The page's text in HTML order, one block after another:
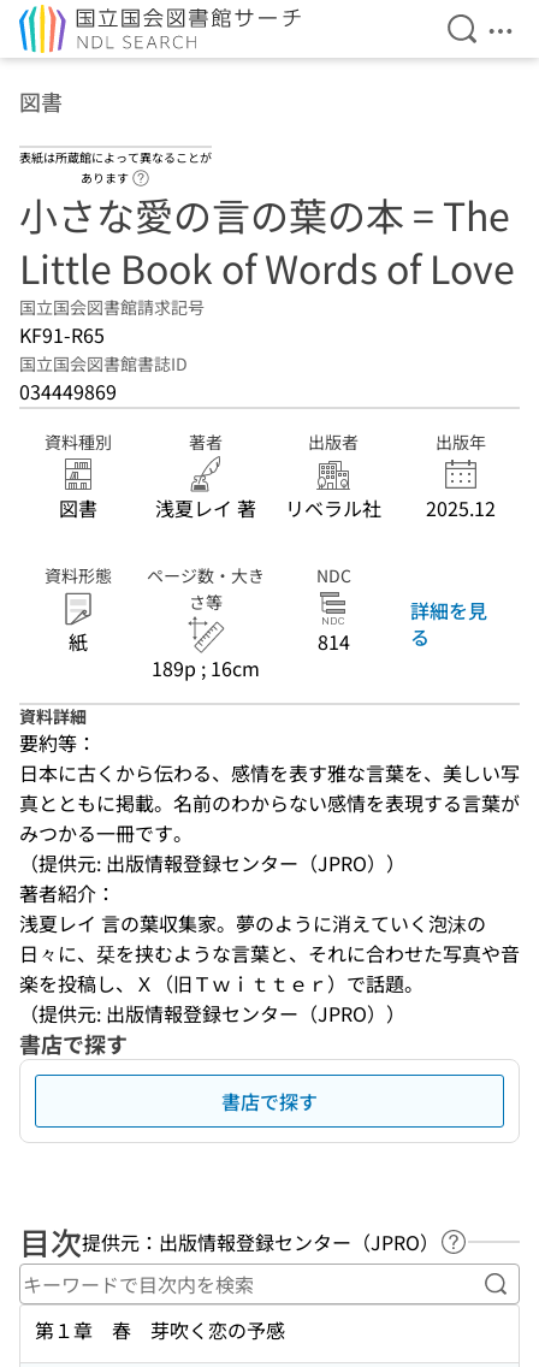
検索を
メ
図書
表紙は所蔵館によって異なることが
あります
小さな愛の言の葉の本 = The
Little Book of Words of Love
国立国会図書館請求記号
KF91-R65
国立国会図書館書誌ID
034449869
資料種別
図書
著者
浅夏レイ 著
出版者
リベラル社
出版年
2025.12
資料形態
紙
ページ数・大き
さ等
189p ; 16cm
NDC
814
詳細を見
る
資料詳細
要約等：
日本に古くから伝わる、感情を表す雅な言葉を、美しい写
真とともに掲載。名前のわからない感情を表現する言葉が
みつかる一冊です。
（提供元: 出版情報登録センター（JPRO））
著者紹介：
浅夏レイ 言の葉収集家。夢のように消えていく泡沫の
日々に、栞を挟むような言葉と、それに合わせた写真や音
楽を投稿し、Ｘ（旧Ｔｗｉｔｔｅｒ）で話題。
（提供元: 出版情報登録センター（JPRO））
書店で探す
書店で探す
目次提供元：出版情報登録センター（JPRO）
ヘルプペ
キ
第１章 春 芽吹く恋の予感